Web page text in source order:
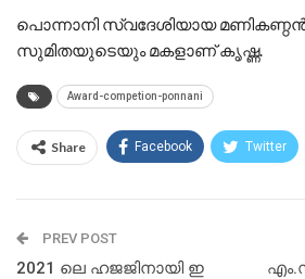
പൊന്നാനി സ്വദേശിയായ
സുമിതയുടെയും മകളാണ് കൃഷ്ണ.
Award-competion-ponnani
Share Facebook Twitter
PREV POST
2021 ലെ ഹജജിനായി ഇ​